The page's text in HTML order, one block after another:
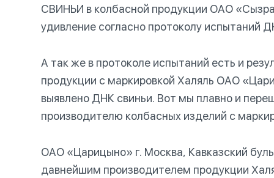
СВИНЬИ в колбасной продукции ОАО
удивление согласно протоколу испытаний
А так же в протоколе испытаний есть и
продукции с маркировкой Халяль ОАО
выявлено ДНК свиньи. Вот мы плавно и
производителю колбасных изделий с
ОАО «Царицыно» г. Москва, Кавказский
давнейшим производителем продукции